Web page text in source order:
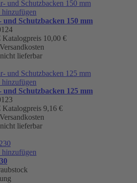
hinzufügen
Schutzbacken 150 mm
Katalogpreis 10,00 €
lieferbar
hinzufügen
Schutzbacken 125 mm
Katalogpreis 9,16 €
lieferbar
hinzufügen